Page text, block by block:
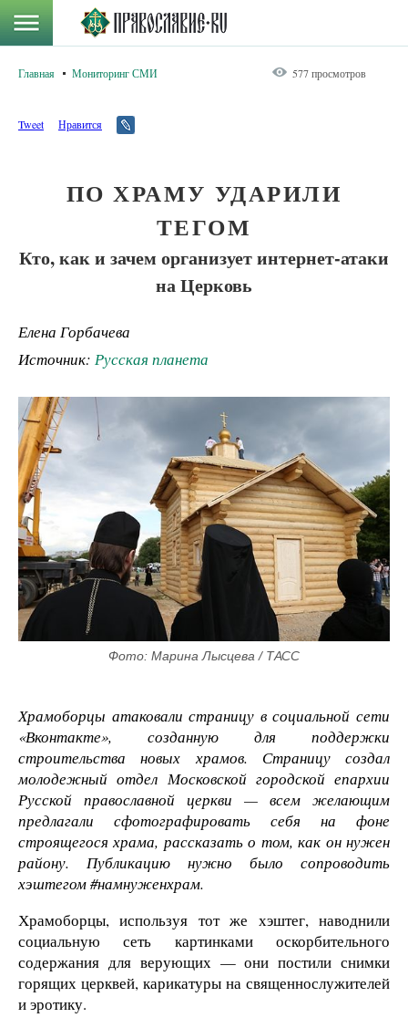
Главная Мониторинг СМИ 577 просмотров
Tweet Нравится
ПО ХРАМУ УДАРИЛИ
ТЕГОМ
Кто, как и зачем организует интернет-атаки
на Церковь
Елена Горбачева
Источник: Русская планета
Фото: Марина Лысцева / ТАСС
Храмоборцы атаковали страницу в социальной сети
«Вконтакте», созданную для поддержки
строительства новых храмов. Страницу создал
молодежный отдел Московской городской епархии
Русской православной церкви — всем желающим
предлагали сфотографировать себя на фоне
строящегося храма, рассказать о том, как он нужен
району. Публикацию нужно было сопроводить
хэштегом #намнуженхрам.
Храмоборцы, используя тот же хэштег, наводнили
социальную сеть картинками оскорбительного
содержания для верующих — они постили снимки
горящих церквей, карикатуры на священнослужителей
и эротику.